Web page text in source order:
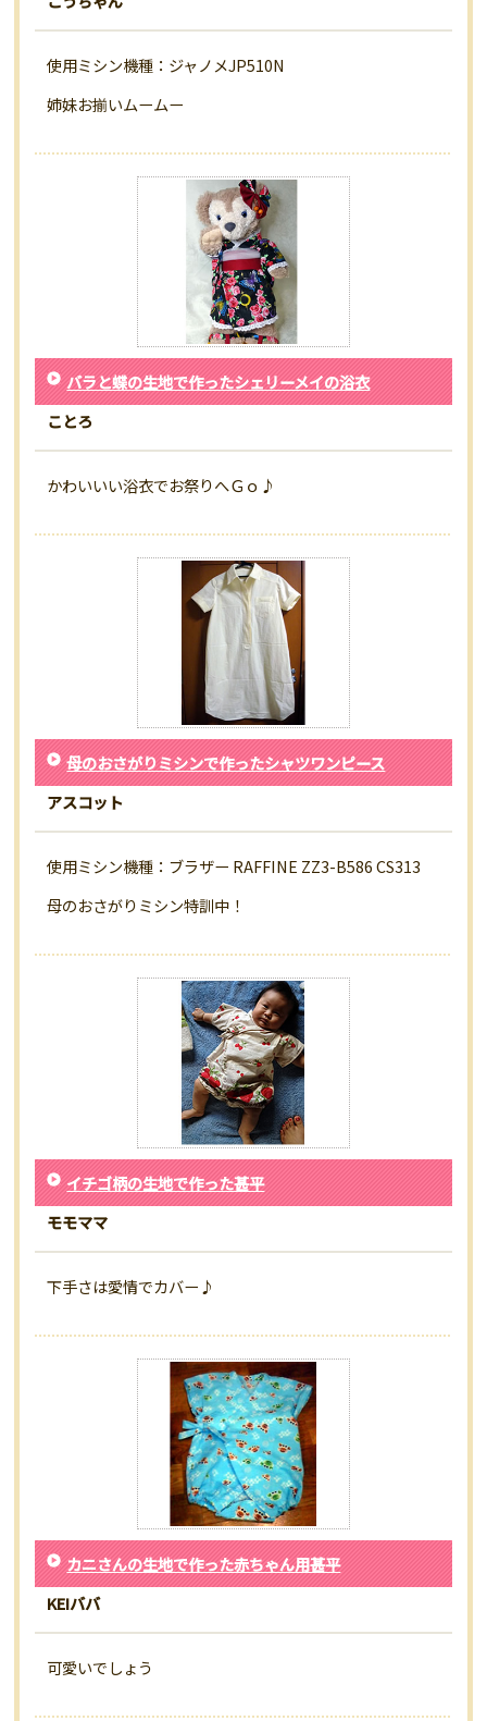
使用ミシン機種：ジャノメJP510N
姉妹お揃いムームー
バラと蝶の生地で作ったシェリーメイの浴衣
ことろ
かわいいい浴衣でお祭りへＧｏ♪
母のおさがりミシンで作ったシャツワンピース
アスコット
使用ミシン機種：ブラザー RAFFINE ZZ3-B586 CS313
母のおさがりミシン特訓中！
イチゴ柄の生地で作った甚平
モモママ
下手さは愛情でカバー♪
カニさんの生地で作った赤ちゃん用甚平
KEIババ
可愛いでしょう